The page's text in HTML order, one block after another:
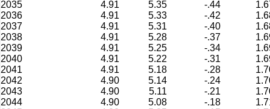
2035
4.91 5.35 -.44
2036
4.91 5.33 -.42
2037
4.91 5.31 -.40
2038
4.91 5.28 -.37
2039
4.91 5.25 -.34
2040
4.91 5.22 -.31
2041
4.91 5.18 -.28
2042
4.90 5.14 -.24
2043
4.90 5.11 -.21
2044
4.90 5.08 -.18